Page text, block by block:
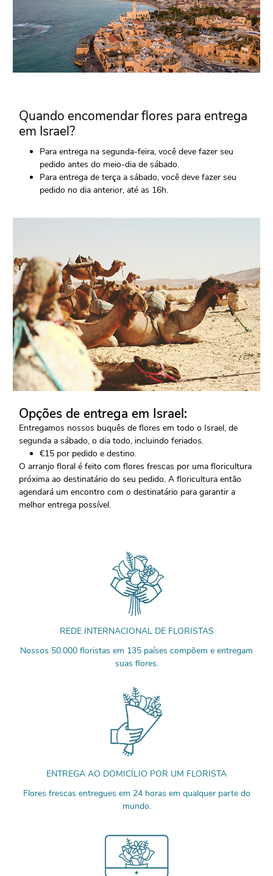
Quando encomendar flores para entrega
em Israel?
Para entrega na segunda-feira, você deve fazer seu
pedido antes do meio-dia de sábado.
Para entrega de terça a sábado, você deve fazer seu
pedido no dia anterior, até as 16h.
Opções de entrega em Israel:
Entregamos nossos buquês de flores em todo o Israel, de
segunda a sábado, o dia todo, incluindo feriados.
€15 por pedido e destino.
O arranjo floral é feito com flores frescas por uma floricultura
próxima ao destinatário do seu pedido. A floricultura então
agendará um encontro com o destinatário para garantir a
melhor entrega possível.
REDE INTERNACIONAL DE FLORISTAS
Nossos 50.000 floristas em 135 países compõem e entregam
suas flores.
ENTREGA AO DOMICÍLIO POR UM FLORISTA
Flores frescas entregues em 24 horas em qualquer parte do
mundo.